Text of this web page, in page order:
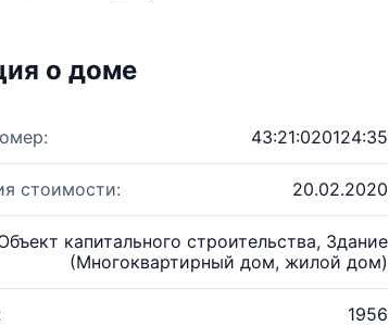
о доме
43:21:020124:35
стоимости: 20.02.2020
капитального строительства, Здание
(Многоквартирный дом, жилой дом)
1956